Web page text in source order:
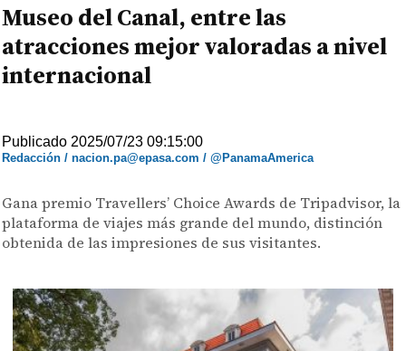
Museo del Canal, entre las
atracciones mejor valoradas a nivel
internacional
Publicado 2025/07/23 09:15:00
Redacción / nacion.pa@epasa.com / @PanamaAmerica
Gana premio Travellers’ Choice Awards de Tripadvisor, la
plataforma de viajes más grande del mundo, distinción
obtenida de las impresiones de sus visitantes.